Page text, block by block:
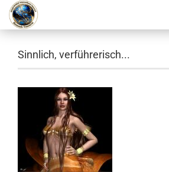
Sinnlich, verführerisch...